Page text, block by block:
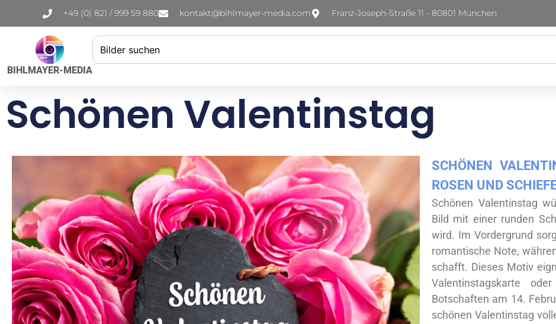
+49 (0) 821 / 999 59 880 kontakt@bihlmayer-media.com Franz-Joseph-Straße 11 - 80801 München
BIHLMAYER-MEDIA
Schönen Valentinstag
SCHÖNEN
OSEN UND
Schönen Valentinstag
Bild mit einer runden
wird. Im Vordergrund
romantische Note,
schafft. Dieses Motiv
Valentinstagskarte
Botschaften am 14. Februar. Valentinstag Sprüche: Ich wünsche
schönen Valentinstag